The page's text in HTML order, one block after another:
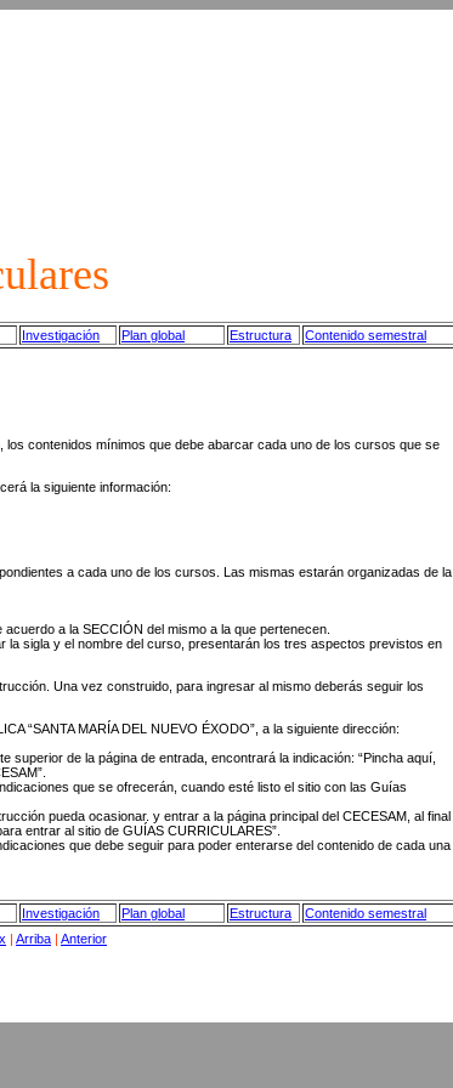
Investigación Plan global Estructura Contenido semestral
contenidos mínimos que debe abarcar cada uno de los cursos que se
la siguiente información:
a cada uno de los cursos. Las mismas estarán organizadas de la
a la SECCIÓN del mismo a la que pertenecen.
la sigla y el nombre del curso, presentarán los tres aspectos previstos en
Una vez construido, para ingresar al mismo deberás seguir los
“SANTA MARÍA DEL NUEVO ÉXODO”, a la siguiente dirección:
superior de la página de entrada, encontrará la indicación: “Pincha aquí,
que se ofrecerán, cuando esté listo el sitio con las Guías
pueda ocasionar. y entrar a la página principal del CECESAM, al final
entrar al sitio de GUÍAS CURRICULARES”.
que debe seguir para poder enterarse del contenido de cada una
Investigación Plan global Estructura
Contenido semestral
| Arriba | Anterior